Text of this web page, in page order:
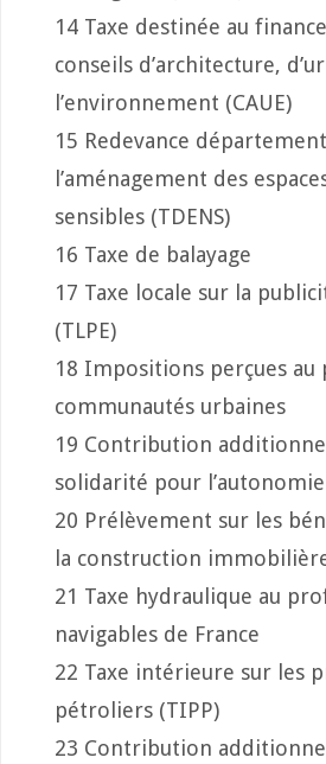
14 Taxe destinée au
conseils d’architecture,
l’environnement (CAUE)
15 Redevance
l’aménagement des
sensibles (TDENS)
16 Taxe de balayage
17 Taxe locale sur la
(TLPE)
18 Impositions perçues
communautés urbaines
19 Contribution
solidarité pour l’autonomie
20 Prélèvement sur les
la construction
21 Taxe hydraulique au
navigables de France
22 Taxe intérieure sur les
pétroliers (TIPP)
23 Contribution